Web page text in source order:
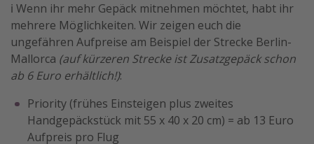
ℹ️ Wenn ihr mehr Gepäck mitnehmen möchtet, habt ihr
mehrere Möglichkeiten. Wir zeigen euch die
ungefähren Aufpreise am Beispiel der Strecke Berlin-
Mallorca (auf kürzeren Strecke ist Zusatzgepäck schon
ab 6 Euro erhältlich!):
Priority (frühes Einsteigen plus zweites
Handgepäckstück mit 55 x 40 x 20 cm) = ab 13 Euro
Aufpreis pro Flug